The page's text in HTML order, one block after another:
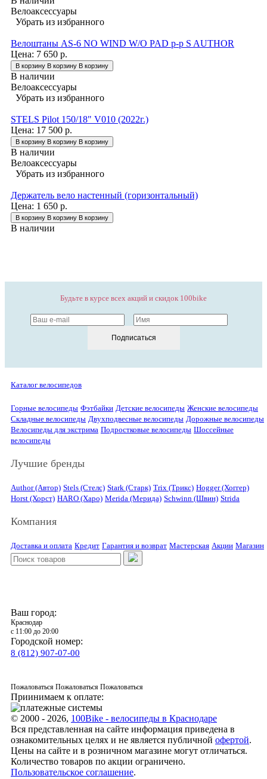
Велоаксессуары
Убрать из избранного
Велоштаны AS-6 NO WIND W/O PAD р-р S AUTHOR
Цена: 7 650 р.
В корзину В корзину В корзину
В наличии
Велоаксессуары
Убрать из избранного
STELS Pilot 150/18" V010 (2022г.)
Цена: 17 500 р.
В корзину В корзину В корзину
В наличии
Велоаксессуары
Убрать из избранного
Держатель вело настенный (горизонтальный)
Цена: 1 650 р.
В корзину В корзину В корзину
В наличии
Будьте в курсе всех акций и скидок 100bike
Подписаться
Каталог велосипедов
Горные велосипеды Фэтбайки Детские велосипеды Женские велосипеды
Складные велосипеды Двухподвесные велосипеды Дорожные велосипеды
Велосипеды для экстрима Подростковые велосипеды Шоссейные
велосипеды
Лучшие бренды
Author (Автор) Stels (Стелс) Stark (Старк) Trix (Трикс) Hogger (Хоггер)
Horst (Хорст) HARO (Харо) Merida (Мерида) Schwinn (Швин) Strida
Компания
Доставка и оплата Кредит Гарантия и возврат Мастерская Акции Магазин
Ваш город:
Краснодар
с 11:00 до 20:00
Городской номер:
8 (812) 907-07-00
Пожаловаться Пожаловаться Пожаловаться
Приинимаем к оплате:
© 2000 - 2026, 100Bike - велосипеды в Краснодаре
Вся представленная на сайте информация приведена в
ознакомительных целях и не является публичной офертой.
Цены на сайте и в розничном магазине могут отличаться.
Количество товаров по акции ограничено.
Пользовательское соглашение.